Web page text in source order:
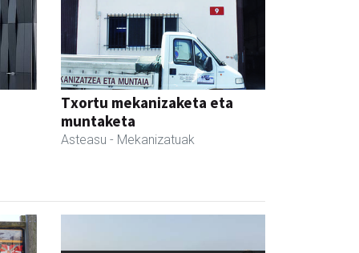
Txortu mekanizaketa eta
muntaketa
Asteasu - Mekanizatuak